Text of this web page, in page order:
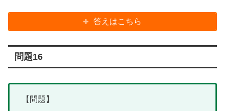
答えはこちら
問題16
【問題】